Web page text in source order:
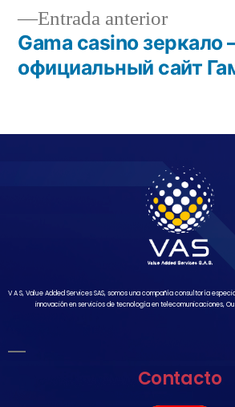
Entrada anterior
Gama casino зеркало
официальный сайт
V A S, Value Added Services SAS, somos una compañía consultoría
innovación en servicios de tecnología en telecomunicaciones,
Contacto